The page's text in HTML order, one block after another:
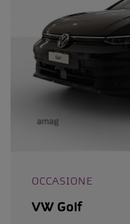
OCCASIONE
VW Golf